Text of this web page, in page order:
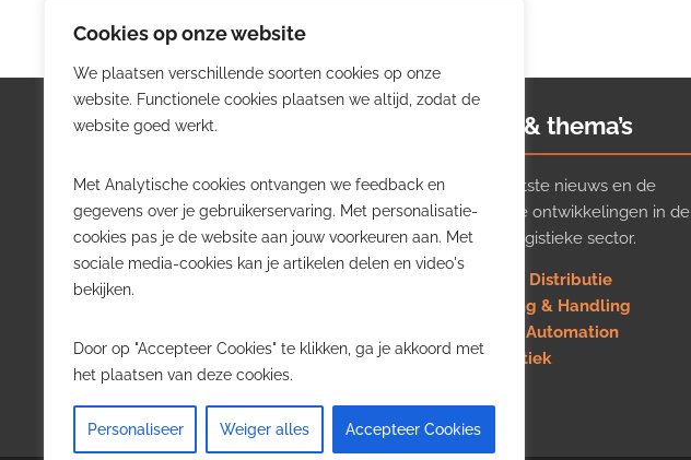
Cookies op onze website
We plaatsen verschillende soorten cookies op onze
website. Functionele cookies plaatsen we altijd, zodat de
website goed werkt.
Met Analytische cookies ontvangen we feedback en
gegevens over je gebruikerservaring. Met personalisatie-
cookies pas je de website aan jouw voorkeuren aan. Met
sociale media-cookies kan je artikelen delen en video's
bekijken.
Door op "Accepteer Cookies" te klikken, ga je akkoord met
het plaatsen van deze cookies.
Personaliseer Weiger alles Accepteer Cookies
Logistiek.be
Logistiek.be brengt dagelijks nieuws,
trends en praktijkverhalen over
transport, warehousing, supply chain
en automatisering in België.
willen volgen.
Nieuws & thema’s
Volg het laatste nieuws en de
belangrijkste ontwikkelingen in de
Belgische logistieke sector.
Transport & Distributie
Warehousing & Handling
Software & Automation
Job in logistiek